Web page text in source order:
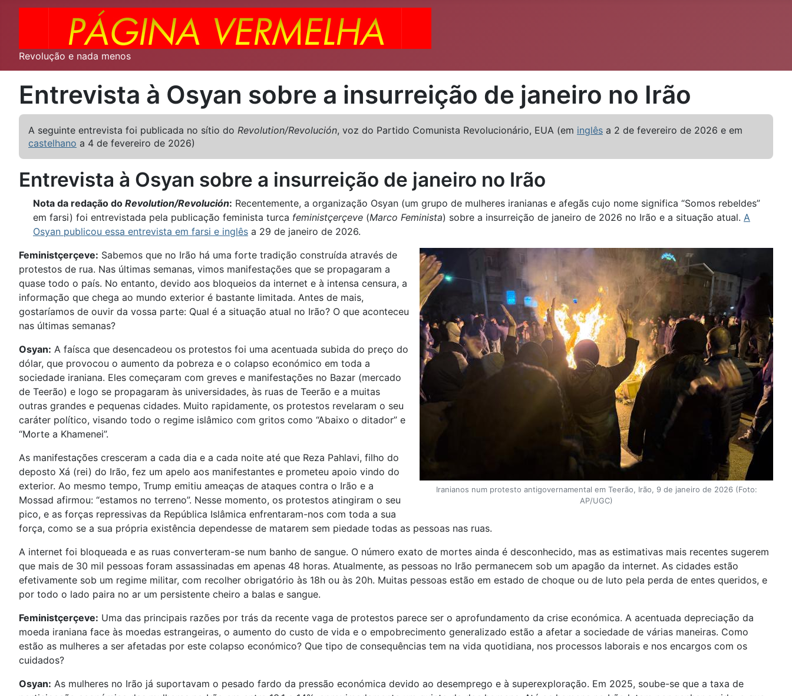
Revolução e nada menos
Entrevista à Osyan sobre a insurreição de janeiro no Irão
A seguinte entrevista foi publicada no sítio do Revolution/Revolución, voz do Partido Comunista Revolucionário, EUA (em inglês a 2 de fevereiro de 2026 e em
castelhano a 4 de fevereiro de 2026)
Entrevista à Osyan sobre a insurreição de janeiro no Irão
Nota da redação do Revolution/Revolución: Recentemente, a organização Osyan (um grupo de mulheres iranianas e afegãs cujo nome significa “Somos rebeldes”
em farsi) foi entrevistada pela publicação feminista turca feministçerçeve (Marco Feminista) sobre a insurreição de janeiro de 2026 no Irão e a situação atual. A
Osyan publicou essa entrevista em farsi e inglês a 29 de janeiro de 2026.
Iranianos num protesto antigovernamental em Teerão, Irão, 9 de janeiro de 2026 (Foto:
AP/UGC)
Feministçerçeve: Sabemos que no Irão há uma forte tradição construída através de
protestos de rua. Nas últimas semanas, vimos manifestações que se propagaram a
quase todo o país. No entanto, devido aos bloqueios da internet e à intensa censura, a
informação que chega ao mundo exterior é bastante limitada. Antes de mais,
gostaríamos de ouvir da vossa parte: Qual é a situação atual no Irão? O que aconteceu
nas últimas semanas?
Osyan: A faísca que desencadeou os protestos foi uma acentuada subida do preço do
dólar, que provocou o aumento da pobreza e o colapso económico em toda a
sociedade iraniana. Eles começaram com greves e manifestações no Bazar (mercado
de Teerão) e logo se propagaram às universidades, às ruas de Teerão e a muitas
outras grandes e pequenas cidades. Muito rapidamente, os protestos revelaram o seu
caráter político, visando todo o regime islâmico com gritos como “Abaixo o ditador” e
“Morte a Khamenei”.
As manifestações cresceram a cada dia e a cada noite até que Reza Pahlavi, filho do
deposto Xá (rei) do Irão, fez um apelo aos manifestantes e prometeu apoio vindo do
exterior. Ao mesmo tempo, Trump emitiu ameaças de ataques contra o Irão e a
Mossad afirmou: “estamos no terreno”. Nesse momento, os protestos atingiram o seu
pico, e as forças repressivas da República Islâmica enfrentaram-nos com toda a sua
força, como se a sua própria existência dependesse de matarem sem piedade todas as pessoas nas ruas.
A internet foi bloqueada e as ruas converteram-se num banho de sangue. O número exato de mortes ainda é desconhecido, mas as estimativas mais recentes sugerem
que mais de 30 mil pessoas foram assassinadas em apenas 48 horas. Atualmente, as pessoas no Irão permanecem sob um apagão da internet. As cidades estão
efetivamente sob um regime militar, com recolher obrigatório às 18h ou às 20h. Muitas pessoas estão em estado de choque ou de luto pela perda de entes queridos, e
por todo o lado paira no ar um persistente cheiro a balas e sangue.
Feministçerçeve: Uma das principais razões por trás da recente vaga de protestos parece ser o aprofundamento da crise económica. A acentuada depreciação da
moeda iraniana face às moedas estrangeiras, o aumento do custo de vida e o empobrecimento generalizado estão a afetar a sociedade de várias maneiras. Como
estão as mulheres a ser afetadas por este colapso económico? Que tipo de consequências tem na vida quotidiana, nos processos laborais e nos encargos com os
cuidados?
Osyan: As mulheres no Irão já suportavam o pesado fardo da pressão económica devido ao desemprego e à superexploração. Em 2025, soube-se que a taxa de